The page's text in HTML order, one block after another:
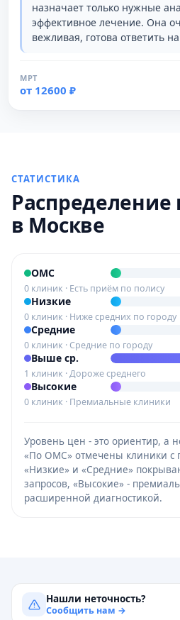
назначает только нужные
эффективное лечение. Она
вежливая, готова ответить
МРТ
от 12600 ₽
СТАТИСТИКА
в Москве
ОМС
0 клиник · Есть приём по полису
Низкие
0 клиник · Ниже средних по городу
Средние
0 клиник · Средние по городу
Выше ср.
1 клиник · Дороже среднего
Высокие
0 клиник · Премиальные клиники
Уровень цен - это ориентир, а
«По ОМС» отмечены клиники с
«Низкие» и «Средние»
запросов, «Высокие» -
расширенной диагностикой.
Нашли неточность?
Сообщить нам →